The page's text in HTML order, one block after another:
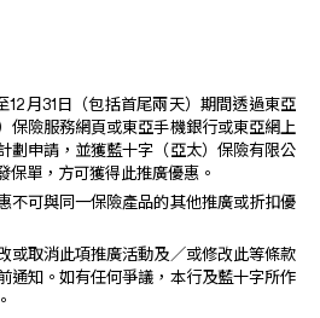
12月31日（包括首尾兩天）期間透過東亞
保險服務網頁或東亞手機銀行或東亞網上
劃申請，並獲藍十字（亞太）保險有限公
保單，方可獲得此推廣優惠。
不可與同一保險產品的其他推廣或折扣優
或取消此項推廣活動及／或修改此等條款
通知。如有任何爭議，本行及藍十字所作